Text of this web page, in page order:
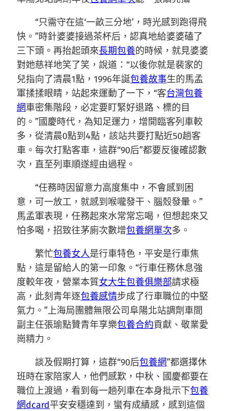
“只需守在這‘一畝三分地’，時光感到跑得飛
快。”時針婆婆接過茶杯后，認真地給婆婆磕了
三下頭。再抬起頭來長期包養的時候，就見婆婆
對她慈祥地笑了笑，說道：“以後你就是裴家的
兒指向了清晨1點，1996年誕包養故事生的馬孟
軍揉揉眼睛，站起來運動了一下，“客台灣包養
網車密集階段，必定要盯緊好退路、標的目
的。”國慶時代，為知足運力，增開臨客列車較
多，從清晨0點到4點，該站共要打點近50趟客
車。每次打點客車，這群“90后”都要反復確認數
次，直至列車順遂經由過程。
“任務時因留意力高度集中，不會感到困
意，可一放工，就感到喉嚨發干、腦殼發暈。”
馬孟軍表現，任務起來水常常忘喝，但想起來又
怕多喝，招致往茅廁次數增包養網單次多。
繁忙包養女人是行車特色，平安是行車焦
點，這是留給人的第一印象。“行車任務休息強
度較年夜，營業本質女大生包養俱樂部請求極
高，此刻青年逐包養感情步成了行車職位的中堅
氣力。”上海局團體無限公司阜陽北站調劑車間
副主任張瑜點贊青年享樂包養合約貢獻、敬業愛
崗精力。
談及假期打算，這群“90后包養網”都選擇休
班時在家陪家人，他們感歎，中秋、國慶都要在
職位上渡過，看到每一趟列車在本身批示下包養
網dcard平安安穩達到，蠻有成績感，感到這個